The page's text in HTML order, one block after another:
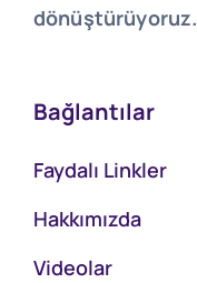
dönüştürüyoruz.
Bağlantılar
Faydalı Linkler
Hakkımızda
Videolar